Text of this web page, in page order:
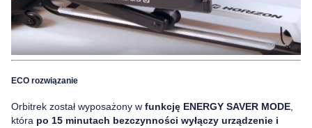
ECO rozwiązanie
Orbitrek został wyposażony w funkcję ENERGY SAVER MODE
która po 15 minutach bezczynności wyłączy urządzenie i